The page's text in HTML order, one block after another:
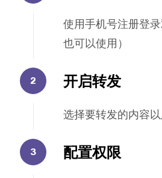
使用手机号注册登
也可以使用）
开启转发
选择要转发的内容
配置权限